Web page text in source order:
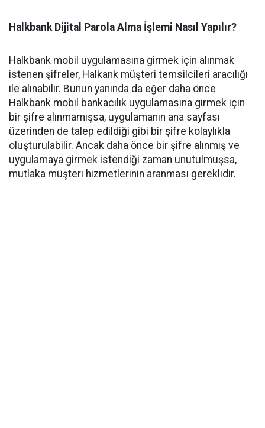
Halkbank Dijital Parola Alma İşlemi Nasıl Yapılır?
Halkbank mobil uygulamasına girmek için alınmak
istenen şifreler, Halkank müşteri temsilcileri aracılığı
ile alınabilir. Bunun yanında da eğer daha önce
Halkbank mobil bankacılık uygulamasına girmek için
bir şifre alınmamışsa, uygulamanın ana sayfası
üzerinden de talep edildiği gibi bir şifre kolaylıkla
oluşturulabilir. Ancak daha önce bir şifre alınmış ve
uygulamaya girmek istendiği zaman unutulmuşsa,
mutlaka müşteri hizmetlerinin aranması gereklidir.